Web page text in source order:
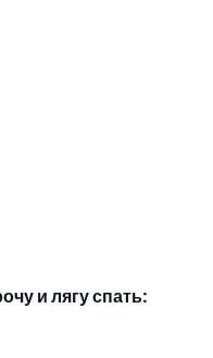
аккорды для
и лягу спать: